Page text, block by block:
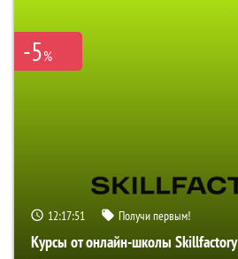
-5%
12:17:50 Получи первым!
Курсы от онлайн-школы Skillfactory